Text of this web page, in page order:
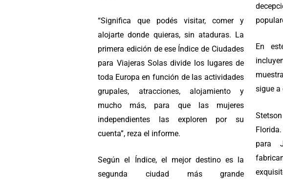
“Significa que podés visitar, comer y
alojarte donde quieras, sin ataduras. La
primera edición de ese Índice de Ciudades
para Viajeras Solas divide los lugares de
toda Europa en función de las actividades
grupales, atracciones, alojamiento y
mucho más,
para que las mujeres
independientes las exploren por su
cuenta”, reza el informe.
Según el Índice, el mejor destino es la
segunda ciudad más grande
En
sigue a
para